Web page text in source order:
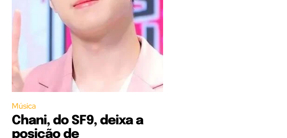
Música
Chani, do SF9, deixa a
posição de